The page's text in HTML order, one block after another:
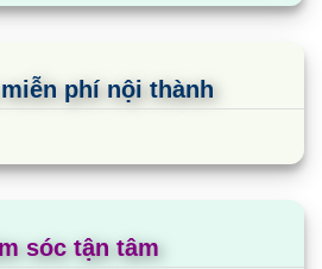
phí nội thành
sóc tận tâm